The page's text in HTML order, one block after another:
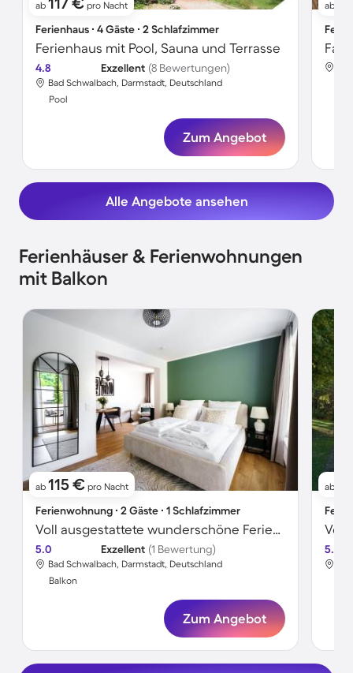
ab pro Nacht
Ferienhaus ∙ 4 Gäste ∙ 2 Schlafzimmer
Ferienhaus mit Pool, Sauna und Terrasse
4.8 Exzellent (8 Bewertungen)
Bad Schwalbach, Darmstadt, Deutschland
Pool
Zum Angebot
ab
Alle Angebote ansehen
Ferienhäuser & Ferienwohnungen
mit Balkon
ab 115 € pro Nacht
Ferienwohnung ∙ 2 Gäste ∙ 1 Schlafzimmer
Voll ausgestattete wunderschöne Ferienwohnung
5.0 Exzellent (1 Bewertung)
Bad Schwalbach, Darmstadt, Deutschland
Balkon
Zum Angebot
ab
Voll
5.0